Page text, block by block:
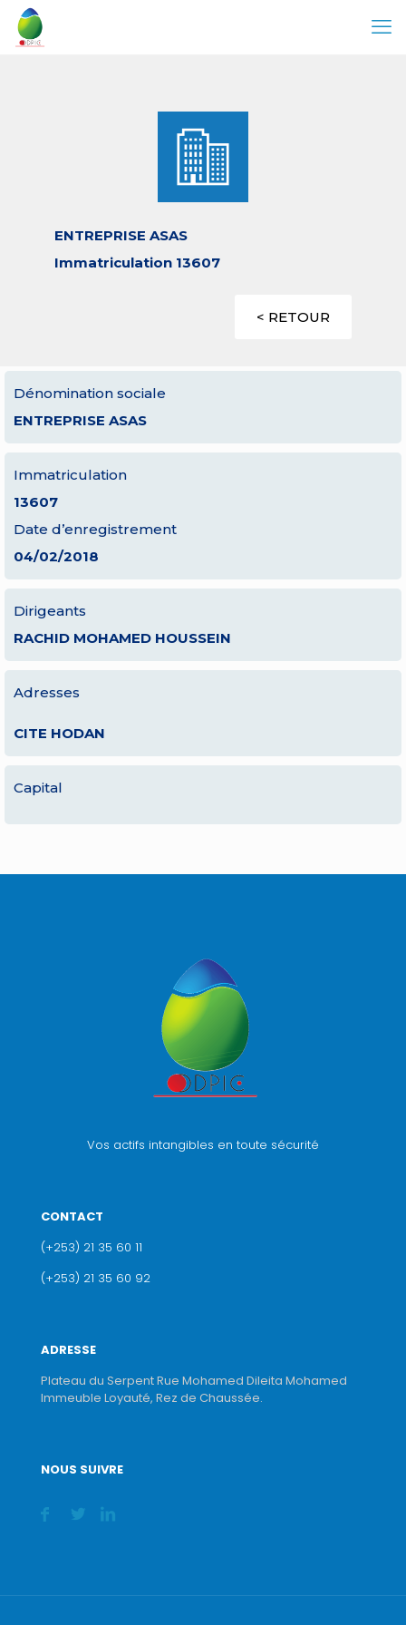
ENTREPRISE ASAS
Immatriculation 13607
< RETOUR
Dénomination sociale
ENTREPRISE ASAS
Immatriculation
13607
Date d’enregistrement
04/02/2018
Dirigeants
RACHID MOHAMED HOUSSEIN
Adresses
CITE HODAN
Capital
Vos actifs intangibles en toute sécurité
CONTACT
(+253) 21 35 60 11
(+253) 21 35 60 92
ADRESSE
Plateau du Serpent Rue Mohamed Dileita Mohamed
Immeuble Loyauté, Rez de Chaussée.
NOUS SUIVRE